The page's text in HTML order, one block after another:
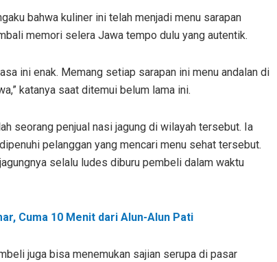
bahwa kuliner ini telah menjadi menu sarapan
memori selera Jawa tempo dulu yang autentik.
ini enak. Memang setiap sarapan ini menu andalan di
katanya saat ditemui belum lama ini.
seorang penjual nasi jagung di wilayah tersebut. Ia
pelanggan yang mencari menu sehat tersebut.
selalu ludes diburu pembeli dalam waktu
Cuma 10 Menit dari Alun-Alun Pati
juga bisa menemukan sajian serupa di pasar